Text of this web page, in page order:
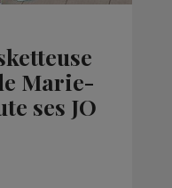
Marie-
ses JO
3x3